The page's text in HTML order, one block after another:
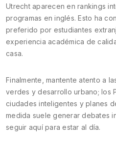
Utrecht aparecen en rankings
programas en inglés. Esto ha
preferido por estudiantes
experiencia académica de
casa.
Finalmente, mantente atento a
verdes y desarrollo urbano; los
ciudades inteligentes y planes
medida suele generar debates
seguir aquí para estar al día.